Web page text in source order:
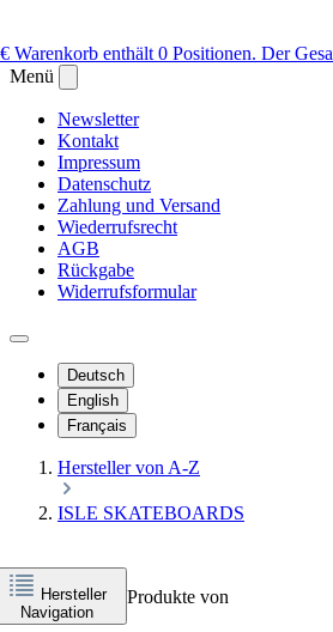
Warenkorb enthält 0 Positionen. Der
Menü
Newsletter
Kontakt
Impressum
Datenschutz
Zahlung und Versand
Wiederrufsrecht
AGB
Rückgabe
Widerrufsformular
Deutsch
English
Français
Hersteller von A-Z
ISLE SKATEBOARDS
Hersteller
Navigation
Produkte von